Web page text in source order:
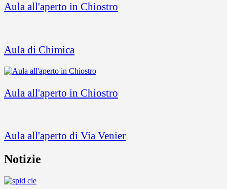
Aula all'aperto in Chiostro
Aula di Chimica
Aula all'aperto in Chiostro
Aula all'aperto di Via Venier
Notizie